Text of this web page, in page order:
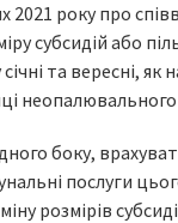
2021 року про
субсидій або
та вересні, як
неопалювального
боку,
послуги
розмірів